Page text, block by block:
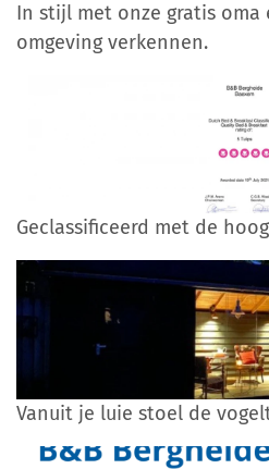
In stijl met onze gratis oma
omgeving verkennen.
Geclassificeerd met de
Vanuit je luie stoel de